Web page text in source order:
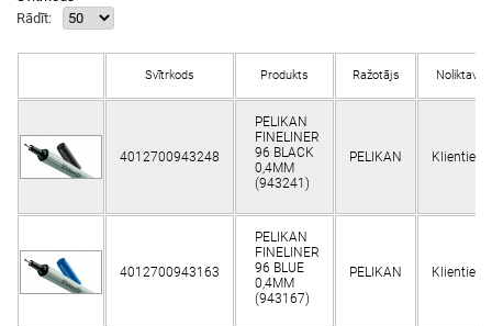
Rādīt:
Svītrkods Produkts Ražotājs Noliktavā
4012700943248
PELIKAN
FINELINER
96 BLACK
0,4MM
(943241)
PELIKAN Klientiem
4012700943163
PELIKAN
FINELINER
96 BLUE
0,4MM
(943167)
PELIKAN Klientiem